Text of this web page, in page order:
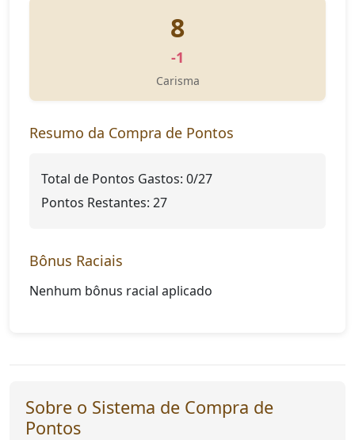
8
-1
Carisma
Resumo da Compra de Pontos
Total de Pontos Gastos: 0/27
Pontos Restantes: 27
Bônus Raciais
Nenhum bônus racial aplicado
Sobre o Sistema de Compra de
Pontos